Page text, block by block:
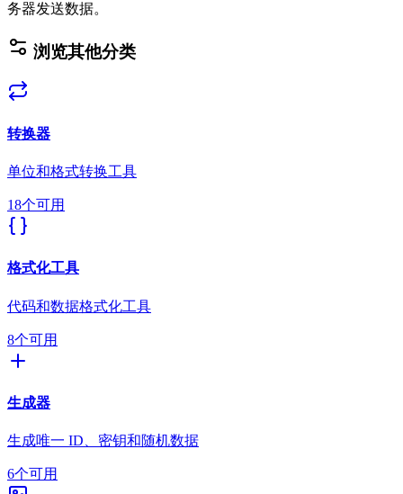
务器发送数据。
浏览其他分类
转换器
单位和格式转换工具
18个可用
格式化工具
代码和数据格式化工具
8个可用
生成器
生成唯一 ID、密钥和随机数据
6个可用